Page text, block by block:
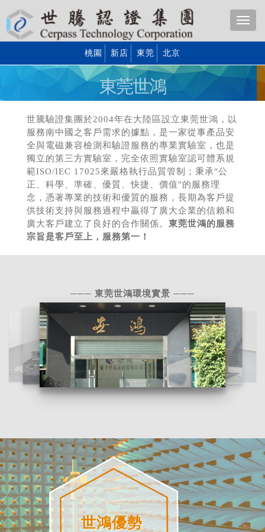
桃園 新店 東莞 北京
東莞世鴻
世騰驗證集團於2004年在大陸區設立東莞世鴻，以
服務南中國之客戶需求的據點，是一家從事產品安
全與電磁兼容檢測和驗證服務的專業實驗室，也是
獨立的第三方實驗室，完全依照實驗室認可體系規
範ISO/IEC 17025來嚴格執行品質管制；秉承"公
正、科學、準確、優質、快捷、價值"的服務理
念，憑著專業的技術和優質的服務，長期為客戶提
供技術支持與服務過程中贏得了廣大企業的信賴和
廣大客戶建立了良好的合作關係。 東莞世鴻的服務
宗旨是客戶至上，服務第一！
東莞世鴻環境實景
世鴻優勢